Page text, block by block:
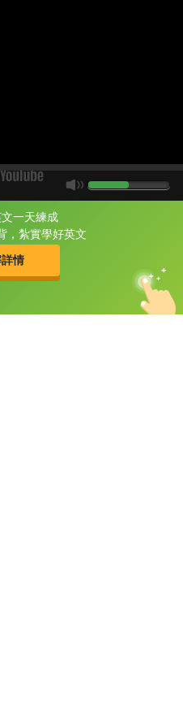
一天練成
，紮實學好英文
情
有
背
故事